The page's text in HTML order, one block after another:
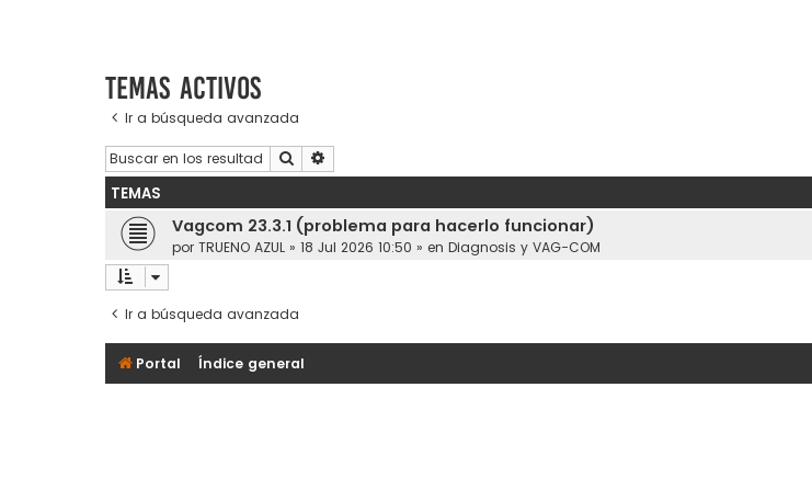
Temas activos
Ir a búsqueda avanzada
Buscar
TEMAS
Vagcom 23.3.1 (problema para hacerlo funcionar)
por TRUENO AZUL » 18 Jul 2026 10:50 » en Diagnosis y VAG-COM
Ir a búsqueda avanzada
Portal Índice general